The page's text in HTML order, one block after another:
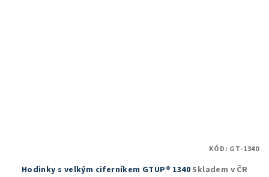
Hodinky s velkým ciferníkem GTUP® 1340 Skladem v ČR
KÓD: GT-1340